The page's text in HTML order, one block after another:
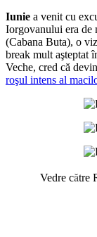
Iunie a venit cu
Iorgovanului era de
(Cabana Buta), o
break mult aşteptat
Veche, cred că
roşul intens al
Vedre către